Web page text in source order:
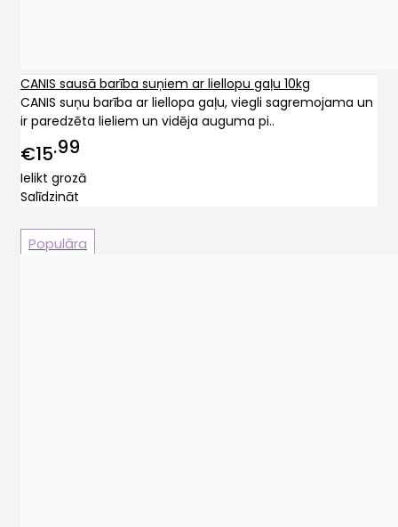
CANIS sausā barība suņiem ar liellopu gaļu 10kg
CANIS suņu barība ar liellopa gaļu, viegli sagremojama un
ir paredzēta lieliem un vidēja auguma pi..
€15 99
Ielikt grozā
Salīdzināt
Populāra